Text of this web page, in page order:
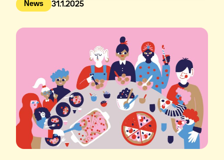
News
Julkaistu: 31.1.2025